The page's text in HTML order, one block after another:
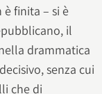
finita – si è
il
drammatica
senza cui
che di